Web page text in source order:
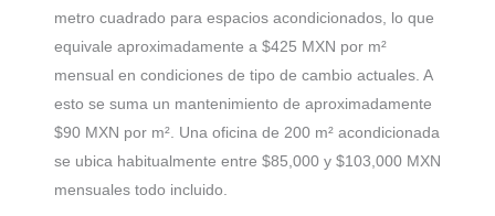
metro cuadrado para espacios acondicionados, lo que
equivale aproximadamente a $425 MXN por m²
mensual en condiciones de tipo de cambio actuales. A
esto se suma un mantenimiento de aproximadamente
$90 MXN por m². Una oficina de 200 m² acondicionada
se ubica habitualmente entre $85,000 y $103,000 MXN
mensuales todo incluido.